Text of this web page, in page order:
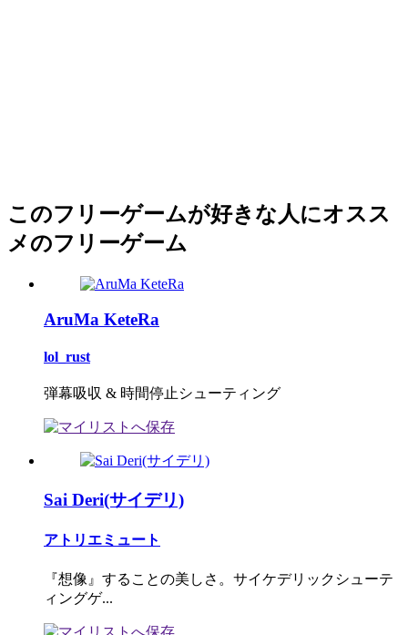
このフリーゲームが好きな人にオスス
メのフリーゲーム
AruMa KeteRa
lol_rust
弾幕吸収 & 時間停止シューティング
Sai Deri(サイデリ)
アトリエミュート
『想像』することの美しさ。サイケデリックシューテ
ィングゲ...